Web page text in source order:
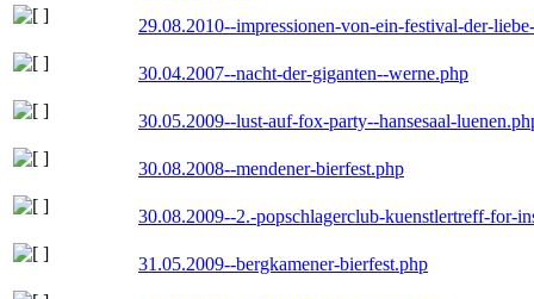
29.08.2010--impressionen-von-ein-festival-der-
30.04.2007--nacht-der-giganten--werne.php
30.05.2009--lust-auf-fox-party--hansesaal-
30.08.2008--mendener-bierfest.php
30.08.2009--2.-popschlagerclub-kuenstlertreff-for-
31.05.2009--bergkamener-bierfest.php